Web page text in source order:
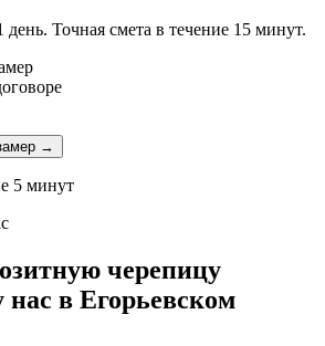
Точная смета в течение 15 минут.
→
5 минут
черепицу
в Егорьевском